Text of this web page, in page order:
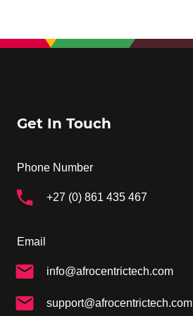
Get In Touch
Phone Number
+27 (0) 861 435 467
Email
info@afrocentrictech.com
support@afrocentrictech.com